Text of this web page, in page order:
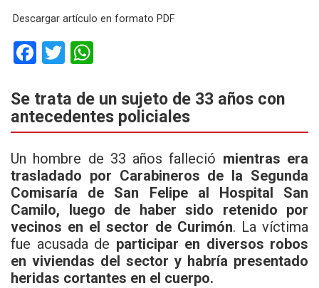
Descargar artículo en formato PDF
F
ce
b
o
k
T
tt
er
at
s
p
p
Se trata de un sujeto de 33 años con
antecedentes policiales
Un hombre de 33 años falleció mientras era
trasladado por Carabineros de la Segunda
Comisaría de San Felipe al Hospital San
Camilo, luego de haber sido retenido por
vecinos en el sector de Curimón. La víctima
fue acusada de participar en diversos robos
en viviendas del sector y habría presentado
heridas cortantes en el cuerpo.